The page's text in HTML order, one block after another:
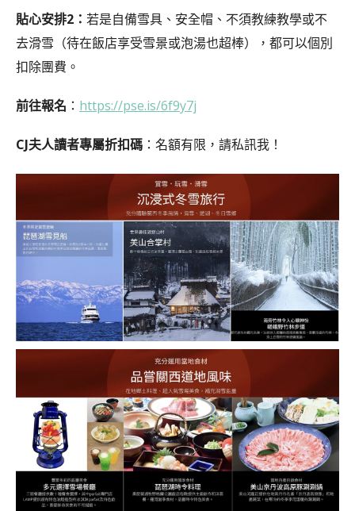
貼心安排2： 若是自備雪具、安全帽、不須教練教學或不
去滑雪（待在飯店享受雪景或泡湯也超棒），都可以個別
扣除團費。
前往報名 ： https://pse.is/6f9y7j
CJ夫人讀者專屬折扣碼 ：名額有限，請私訊我！